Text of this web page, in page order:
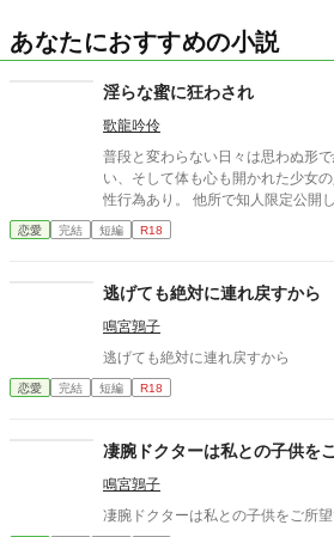
あなたにおすすめの小説
淫らな蜜に狂わされ
歌龍吟伶
普段と変わらない日々は思わぬ形
い、そして体も心も開かれた少女の人生録。 全体的
性行為あり。 他所で知人限定公開
ました。 全3話完結済みです。
恋愛 完結 短編 R18
逃げても絶対に連れ戻すから
鳴宮鶉子
逃げても絶対に連れ戻すから
恋愛 完結 短編 R18
凄腕ドクターは私との子供を
鳴宮鶉子
凄腕ドクターは私との子供をご所